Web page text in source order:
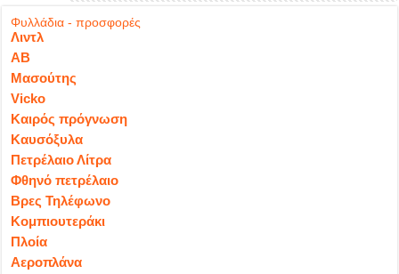
Φυλλάδια - προσφορές
Λιντλ
ΑΒ
Μασούτης
Vicko
Καιρός πρόγνωση
Καυσόξυλα
Πετρέλαιο Λίτρα
Φθηνό πετρέλαιο
Βρες Τηλέφωνο
Κομπιουτεράκι
Πλοία
Αεροπλάνα